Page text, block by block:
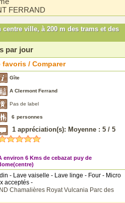
FERRAND
ville, à 200 m des trams et des
par jour
/ Comparer
Gîte
A Clermont Ferrand
Pas de label
6 personnes
1 appréciation(s): Moyenne : 5 / 5
environ 6 Kms de cebazat puy de
- Lave vaiselle - Lave linge - Four - Micro
acceptés -
Chamalières RoyatVulcania Parc des